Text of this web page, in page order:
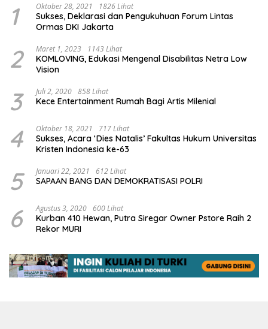
1 Oktober 28, 2021 1826 Lihat
Sukses, Deklarasi dan Pengukuhuan Forum Lintas
Ormas DKI Jakarta
2 Maret 1, 2023 1143 Lihat
KOMLOVING, Edukasi Mengenal Disabilitas Netra Low
Vision
3 Juli 2, 2020 858 Lihat
Kece Entertainment Rumah Bagi Artis Milenial
4 Oktober 18, 2021 717 Lihat
Sukses, Acara ‘Dies Natalis’ Fakultas Hukum Universitas
Kristen Indonesia ke-63
5 Januari 22, 2021 612 Lihat
SAPAAN BANG DAN DEMOKRATISASI POLRI
6 Agustus 3, 2020 600 Lihat
Kurban 410 Hewan, Putra Siregar Owner Pstore Raih 2
Rekor MURI